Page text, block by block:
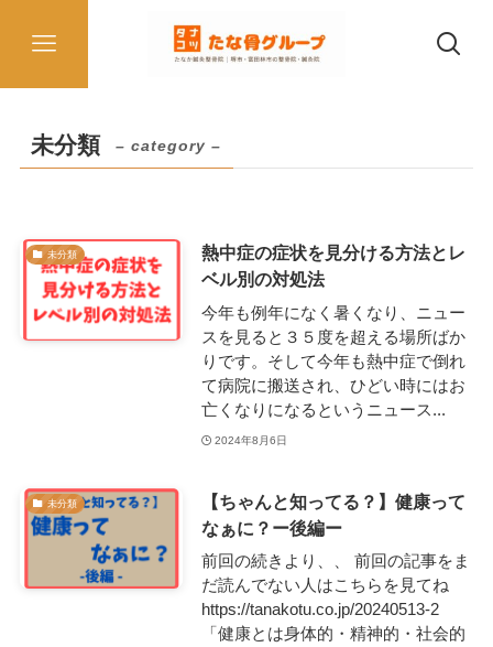
未分類 – category –
未分類
熱中症の症状を見分ける方法とレ
ベル別の対処法
今年も例年になく暑くなり、ニュー
スを見ると３５度を超える場所ばか
りです。そして今年も熱中症で倒れ
て病院に搬送され、ひどい時にはお
亡くなりになるというニュース...
2024年8月6日
未分類
【ちゃんと知ってる？】健康って
なぁに？ー後編ー
前回の続きより、、 前回の記事をま
だ読んでない人はこちらを見てね
https://tanakotu.co.jp/20240513-2
「健康とは身体的・精神的・社会的